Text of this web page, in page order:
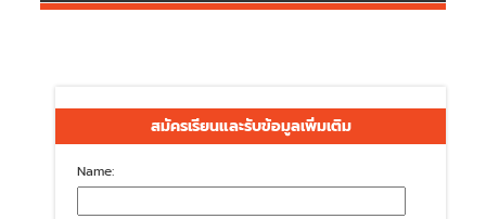
สมัครเรียนและรับข้อมูลเพิ่มเติม
Name: